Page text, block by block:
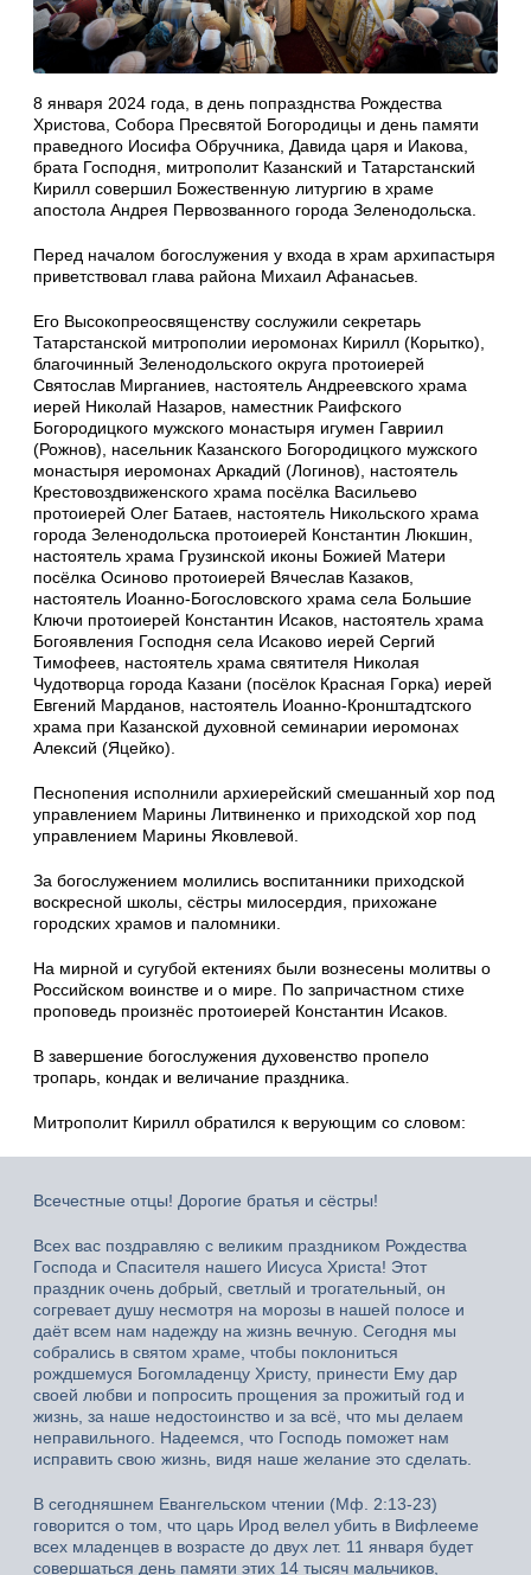
8 января 2024 года, в день попразднства Рождества
Христова, Собора Пресвятой Богородицы и день памяти
праведного Иосифа Обручника, Давида царя и Иакова,
брата Господня, митрополит Казанский и Татарстанский
Кирилл совершил Божественную литургию в храме
апостола Андрея Первозванного города Зеленодольска.
Перед началом богослужения у входа в храм архипастыря
приветствовал глава района Михаил Афанасьев.
Его Высокопреосвященству сослужили секретарь
Татарстанской митрополии иеромонах Кирилл (Корытко),
благочинный Зеленодольского округа протоиерей
Святослав Мирганиев, настоятель Андреевского храма
иерей Николай Назаров, наместник Раифского
Богородицкого мужского монастыря игумен Гавриил
(Рожнов), насельник Казанского Богородицкого мужского
монастыря иеромонах Аркадий (Логинов), настоятель
Крестовоздвиженского храма посёлка Васильево
протоиерей Олег Батаев, настоятель Никольского храма
города Зеленодольска протоиерей Константин Люкшин,
настоятель храма Грузинской иконы Божией Матери
посёлка Осиново протоиерей Вячеслав Казаков,
настоятель Иоанно-Богословского храма села Большие
Ключи протоиерей Константин Исаков, настоятель храма
Богоявления Господня села Исаково иерей Сергий
Тимофеев, настоятель храма святителя Николая
Чудотворца города Казани (посёлок Красная Горка) иерей
Евгений Марданов, настоятель Иоанно-Кронштадтского
храма при Казанской духовной семинарии иеромонах
Алексий (Яцейко).
Песнопения исполнили архиерейский смешанный хор под
управлением Марины Литвиненко и приходской хор под
управлением Марины Яковлевой.
За богослужением молились воспитанники приходской
воскресной школы, сёстры милосердия, прихожане
городских храмов и паломники.
На мирной и сугубой ектениях были вознесены молитвы о
Российском воинстве и о мире. По запричастном стихе
проповедь произнёс протоиерей Константин Исаков.
В завершение богослужения духовенство пропело
тропарь, кондак и величание праздника.
Митрополит Кирилл обратился к верующим со словом:
Всечестные отцы! Дорогие братья и сёстры!
Всех вас поздравляю с великим праздником Рождества
Господа и Спасителя нашего Иисуса Христа! Этот
праздник очень добрый, светлый и трогательный, он
согревает душу несмотря на морозы в нашей полосе и
даёт всем нам надежду на жизнь вечную. Сегодня мы
собрались в святом храме, чтобы поклониться
рождшемуся Богомладенцу Христу, принести Ему дар
своей любви и попросить прощения за прожитый год и
жизнь, за наше недостоинство и за всё, что мы делаем
неправильного. Надеемся, что Господь поможет нам
исправить свою жизнь, видя наше желание это сделать.
В сегодняшнем Евангельском чтении (Мф. 2:13-23)
говорится о том, что царь Ирод велел убить в Вифлееме
всех младенцев в возрасте до двух лет. 11 января будет
совершаться день памяти этих 14 тысяч мальчиков,